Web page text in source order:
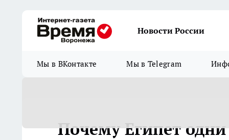
Новости России
Мы в ВКонтакте Мы в Telegram
Почему Египет